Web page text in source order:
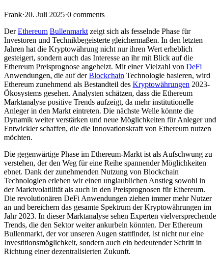
Frank·20. Juli 2025·0 comments
DerEthereum Bullenmarkt zeigt sich als fesselnde Phase für
Investoren und Technikbegeisterte gleichermaßen. In den letzten
Jahren hat die Kryptowährung nicht nur ihren Wert erheblich
gesteigert, sondern auch das Interesse an ihr mit Blick auf die
Ethereum Preisprognose angeheizt. Mit einer Vielzahl von DeFi
Anwendungen, die auf derBlockchain Technologie basieren, wird
Ethereum zunehmend als Bestandteil des Kryptowährungen 2023-
Ökosystems gesehen. Analysten schätzen, dass die Ethereum
Marktanalyse positive Trends aufzeigt, da mehr institutionelle
Anleger in den Markt eintreten. Die nächste Welle könnte die
Dynamik weiter verstärken und neue Möglichkeiten für Anleger und
Entwickler schaffen, die die Innovationskraft von Ethereum nutzen
möchten.
Die gegenwärtige Phase im Ethereum-Markt ist als Aufschwung zu
verstehen, der den Weg für eine Reihe spannender Möglichkeiten
ebnet. Dank der zunehmenden Nutzung von Blockchain
Technologien erleben wir einen unglaublichen Anstieg sowohl in
der Marktvolatilität als auch in den Preisprognosen für Ethereum.
Die revolutionären DeFi Anwendungen ziehen immer mehr Nutzer
an und bereichern das gesamte Spektrum der Kryptowährungen im
Jahr 2023. In dieser Marktanalyse sehen Experten vielversprechende
Trends, die den Sektor weiter ankurbeln könnten. Der Ethereum
Bullenmarkt, der vor unseren Augen stattfindet, ist nicht nur eine
Investitionsmöglichkeit, sondern auch ein bedeutender Schritt in
Richtung einer dezentralisierten Zukunft.